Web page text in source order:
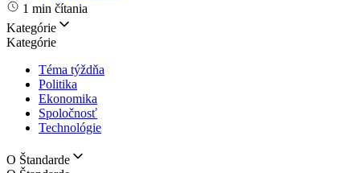
1 min čítania
Kategórie
Kategórie
Téma týždňa
Politika
Ekonomika
Spoločnosť
Technológie
O Štandarde